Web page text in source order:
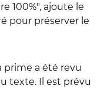
100%", ajoute le
pour préserver le
prime a été revu
texte. Il est prévu